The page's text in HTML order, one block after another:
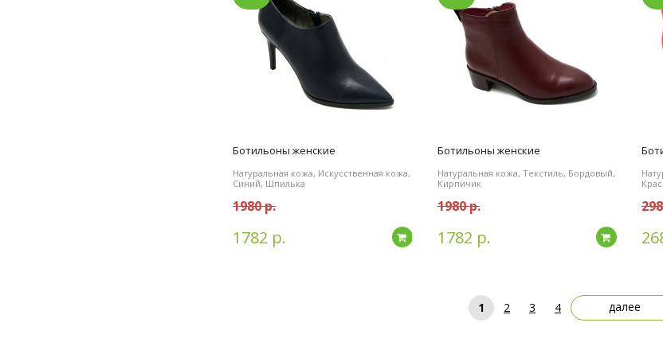
Ботильоны женские
Натуральная кожа, Искусственная кожа,
Синий, Шпилька
1980 р.
1782 р. Подробнее
Ботильоны женские
Натуральная кожа, Текстиль, Бордовый,
Кирпичик
1980 р.
1782 р.
1 2 3 4 далее